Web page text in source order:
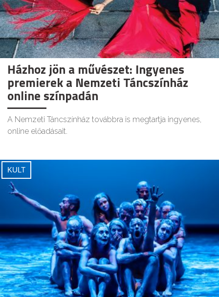
Házhoz jön a művészet: Ingyenes
premierek a Nemzeti Táncszínház
online színpadán
A Nemzeti Táncszínház továbbra is megtartja ingyenes,
online előadásait.
KULT